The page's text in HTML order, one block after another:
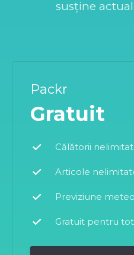
susține
Packr
Gratuit
Călătorii
Articole
Previziune
Gratuit pentru